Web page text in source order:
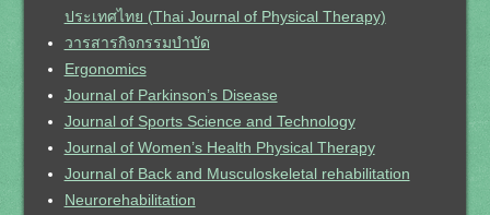
ประเทศไทย (Thai Journal of Physical Therapy)
วารสารกิจกรรมบำบัด
Ergonomics
Journal of Parkinson’s Disease
Journal of Sports Science and Technology
Journal of Women’s Health Physical Therapy
Journal of Back and Musculoskeletal rehabilitation
Neurorehabilitation